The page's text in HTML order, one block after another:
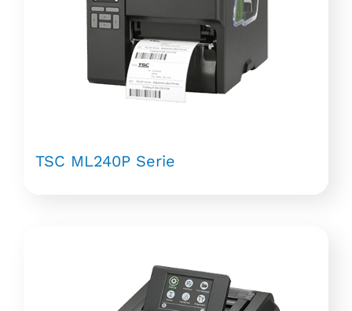
TSC ML240P Serie